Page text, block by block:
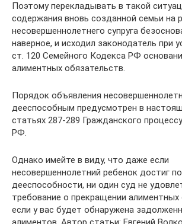
Поэтому перекладывать в такой
содержания вновь созданной семьи на
несовершеннолетнего супруга
наверное, и исходил законодатель при
ст. 120 Семейного Кодекса РФ
алиментных обязательств.
Порядок объявления
дееспособным предусмотрен в
статьях 287-289 Гражданского
РФ.
Однако имейте в виду, что даже если
несовершеннолетний ребенок достиг
дееспособности, ни один суд не
требование о прекращении алиментных
если у вас будет обнаружена